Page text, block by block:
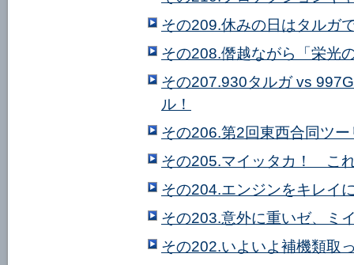
その209.休みの日はタルガ
その208.僭越ながら「栄光
その207.930タルガ vs
ル！
その206.第2回東西合同ツ
その205.マイッタカ！ こ
その204.エンジンをキレイ
その203.意外に重いゼ、ミ
その202.いよいよ補機類取